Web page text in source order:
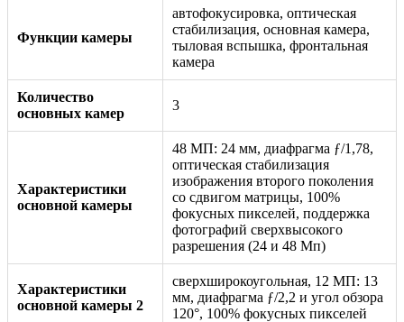
Функции камеры
автофокусировка, оптическая
стабилизация, основная камера,
тыловая вспышка, фронтальная
камера
Количество
основных камер
3
Характеристики
основной камеры
48 МП: 24 мм, диафрагма ƒ/1,78,
оптическая стабилизация
изображения второго поколения
со сдвигом матрицы, 100%
фокусных пикселей, поддержка
фотографий сверхвысокого
разрешения (24 и 48 Мп)
Характеристики
основной камеры 2
сверхширокоугольная, 12 МП: 13
мм, диафрагма ƒ/2,2 и угол обзора
120°, 100% фокусных пикселей